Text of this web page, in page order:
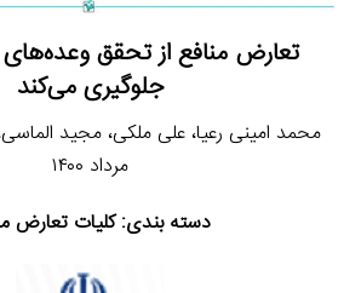
تعارض منافع از تحقق
جلوگیری می‌کند
مرداد ۱۴۰۰
دسته بندی: کلیات تعارض